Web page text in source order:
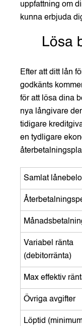
uppfattning om
kunna erbjuda
Lösa
Efter att ditt lån
godkänts
för att lösa dina
nya långivare
tidigare
en tydligare
Samlat
Variabel ränta
(debitorränta)
Max effektiv
Övriga avgifter
Löptid